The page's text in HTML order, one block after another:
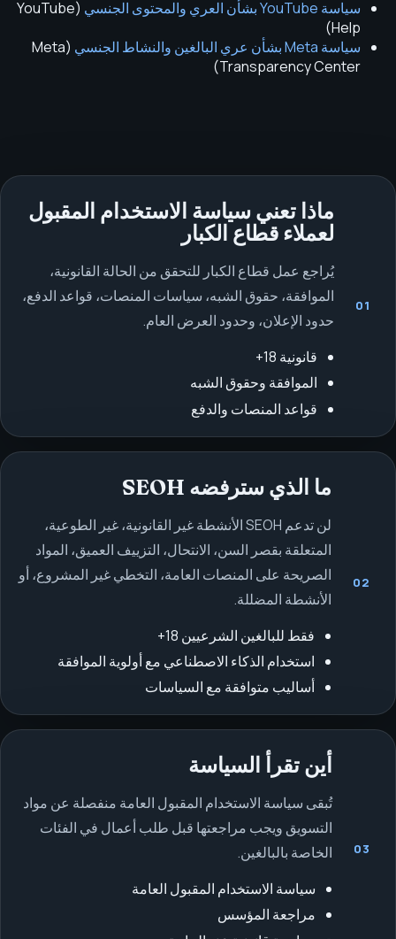
سياسة YouTube بشأن العري والمحتوى الجنسي
(
YouTube
Help
)
سياسة Meta بشأن عري البالغين والنشاط الجنسي
(
Meta
Transparency Center
)
01
ماذا تعني سياسة الاستخدام المقبول
لعملاء قطاع الكبار
يُراجع عمل قطاع الكبار للتحقق من الحالة القانونية،
الموافقة، حقوق الشبه، سياسات المنصات، قواعد الدفع،
حدود الإعلان، وحدود العرض العام.
قانونية 18+
الموافقة وحقوق الشبه
قواعد المنصات والدفع
02
ما الذي سترفضه SEOH
لن تدعم SEOH الأنشطة غير القانونية، غير الطوعية،
المتعلقة بقصر السن، الانتحال، التزييف العميق، المواد
الصريحة على المنصات العامة، التخطي غير المشروع، أو
الأنشطة المضللة.
فقط للبالغين الشرعيين 18+
استخدام الذكاء الاصطناعي مع أولوية الموافقة
أساليب متوافقة مع السياسات
03
أين تقرأ السياسة
تُبقى سياسة الاستخدام المقبول العامة منفصلة عن مواد
التسويق ويجب مراجعتها قبل طلب أعمال في الفئات
الخاصة بالبالغين.
سياسة الاستخدام المقبول العامة
مراجعة المؤسس